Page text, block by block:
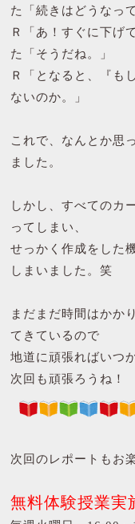
た「続きはどうなっ
Ｒ「あ！すぐに下げ
た「そうだね。」
Ｒ「となると、『も
ないのか。」
これで、なんとか思
ました。
しかし、すべてのカ
ってしまい、
せっかく作成をした
しまいました。笑
まだまだ時間はかか
てきているので
地道に頑張ればいつ
次回も頑張ろうね！
次回のレポートもお
無料体験授業実